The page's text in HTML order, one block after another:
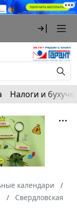
Налоги и
календари
Свердловская